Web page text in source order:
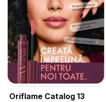
Oriflame Catalog 13